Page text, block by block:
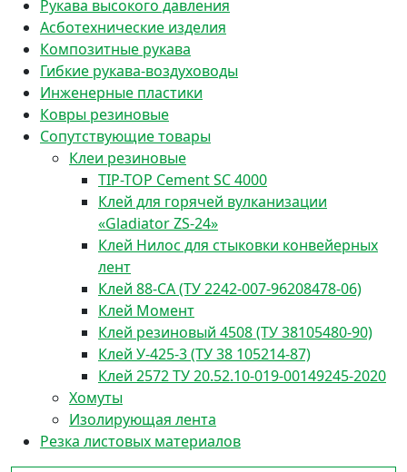
Рукава высокого давления
Асботехнические изделия
Композитные рукава
Гибкие рукава-воздуховоды
Инженерные пластики
Ковры резиновые
Сопутствующие товары
Клеи резиновые
TIP-TOP Cement SC 4000
Клей для горячей вулканизации
«Gladiator ZS-24»
Клей Нилос для стыковки конвейерных
лент
Клей 88-СА (ТУ 2242-007-96208478-06)
Клей Момент
Клей резиновый 4508 (ТУ 38105480-90)
Клей У-425-3 (ТУ 38 105214-87)
Клей 2572 ТУ 20.52.10-019-00149245-2020
Хомуты
Изолирующая лента
Резка листовых материалов